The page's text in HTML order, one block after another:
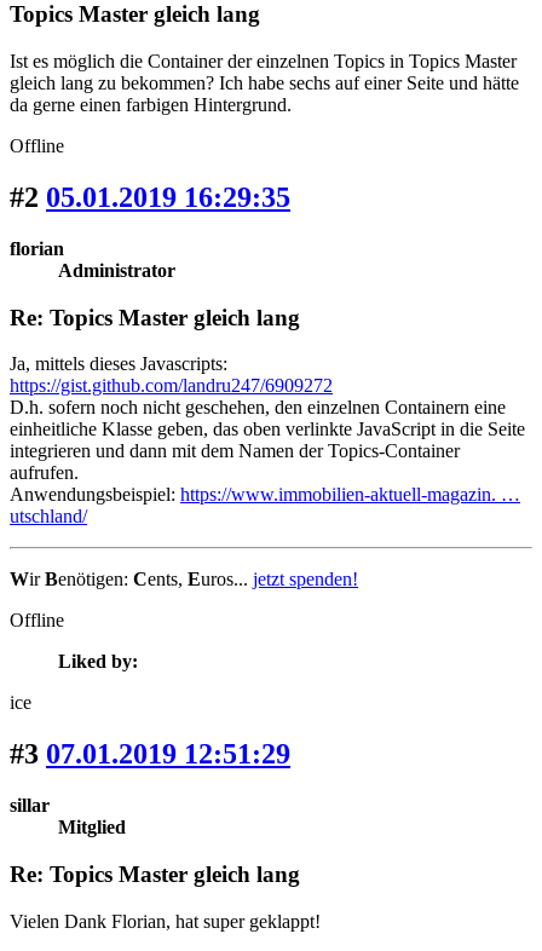
Topics Master gleich lang
Ist es möglich die Container der einzelnen Topics in Topics Master
gleich lang zu bekommen? Ich habe sechs auf einer Seite und hätte
da gerne einen farbigen Hintergrund.
Offline
#2 05.01.2019 16:29:35
florian
Administrator
Re: Topics Master gleich lang
Ja, mittels dieses Javascripts:
https://gist.github.com/landru247/6909272
D.h. sofern noch nicht geschehen, den einzelnen Containern eine
einheitliche Klasse geben, das oben verlinkte JavaScript in die Seite
integrieren und dann mit dem Namen der Topics-Container
aufrufen.
Anwendungsbeispiel: https://www.immobilien-aktuell-magazin. …
utschland/
WirBenötigen: Cents, Euros... jetzt spenden!
Offline
Liked by:
ice
#3 07.01.2019 12:51:29
sillar
Mitglied
Re: Topics Master gleich lang
Vielen Dank Florian, hat super geklappt!